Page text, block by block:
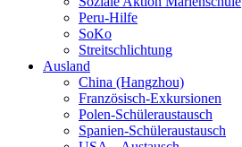
Peru-Hilfe
SoKo
Streitschlichtung
Ausland
China (Hangzhou)
Französisch-Exkursionen
Polen-Schüleraustausch
Spanien-Schüleraustausch